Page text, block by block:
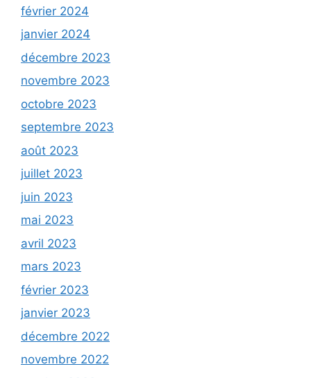
février 2024
janvier 2024
décembre 2023
novembre 2023
octobre 2023
septembre 2023
août 2023
juillet 2023
juin 2023
mai 2023
avril 2023
mars 2023
février 2023
janvier 2023
décembre 2022
novembre 2022